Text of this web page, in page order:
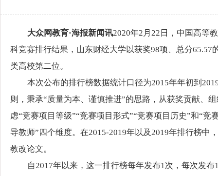
大众网教育·海报新闻讯2020年2月22日，中国高等
科竞赛排行结果，山东财经大学以获奖98项、总分
类高校第二位。
本次公布的排行榜数据统计口径为2015年年初到
则，秉承“质量为本、谨慎推进”的思路，从获奖贡献、
虑“竞赛项目等级”“竞赛项目形式”“竞赛项目历史”和“
导教师”四个维度。在2015-2019年以及2019年排行榜
教改论文。
自2017年以来，这一排行榜每年发布1次，每次发